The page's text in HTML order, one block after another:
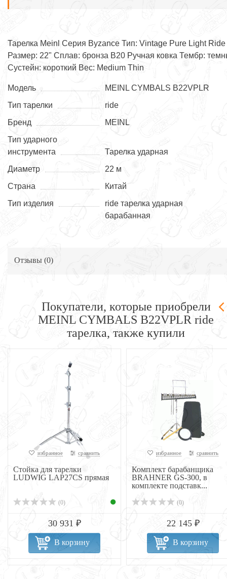
Тарелка Meinl Серия Byzance Тип: Vintage Pure Light Ride
Размер: 22" Сплав: бронза B20 Ручная ковка Тембр:
Сустейн: короткий Вес: Medium Thin
Модель
MEINL CYMBALS B22VPLR
Тип тарелки
ride
Бренд
MEINL
Тип ударного
инструмента
Тарелка ударная
Диаметр
22 м
Страна
Китай
Тип изделия
ride тарелка ударная
барабанная
Отзывы (0)
Покупатели, которые приобрели
MEINL CYMBALS B22VPLR ride
тарелка, также купили
избранное сравнить
Стойка для тарелки
LUDWIG LAP27CS прямая
(0)
30 931 ₽
В корзину
избранное сравнить
Комплект барабанщика
BRAHNER GS-300, в
комплекте подставк...
(0)
22 145 ₽
В корзину